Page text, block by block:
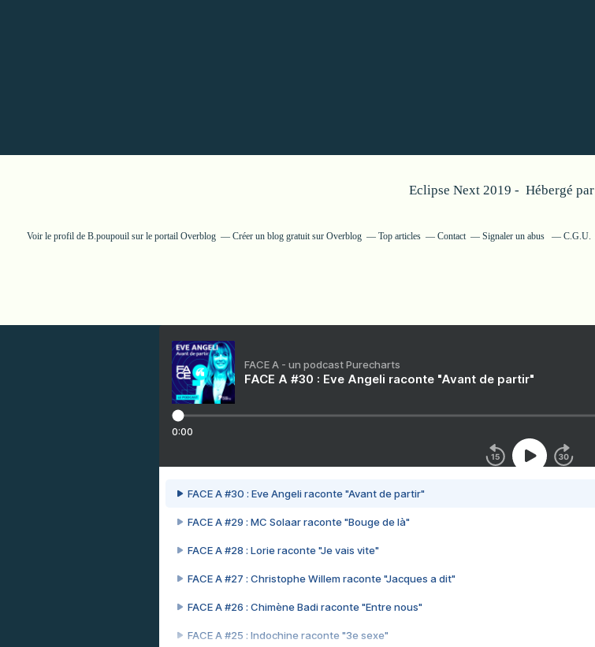
Eclipse Next 2019 - Hébergé par
Voir le profil de B.poupouil sur le portail Overblog Créer un blog gratuit sur Overblog Top articles Contact Signaler un abus C.G.U.
FACE A - un podcast Purecharts
FACE A #30 : Eve Angeli raconte "Avant de partir"
0:00
FACE A #30 : Eve Angeli raconte "Avant de partir"
FACE A #29 : MC Solaar raconte "Bouge de là"
FACE A #28 : Lorie raconte "Je vais vite"
FACE A #27 : Christophe Willem raconte "Jacques a dit"
FACE A #26 : Chimène Badi raconte "Entre nous"
FACE A #25 : Indochine raconte "3e sexe"